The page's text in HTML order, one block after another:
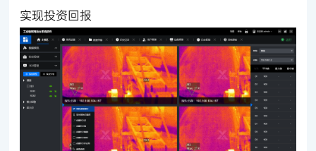
实现投资回报